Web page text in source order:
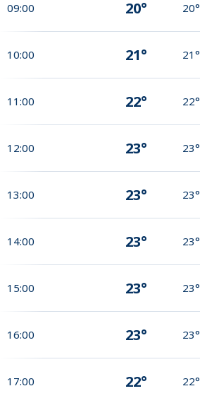
09:00 20° 20°
10:00 21° 21°
11:00 22° 22°
12:00 23° 23°
13:00 23° 23°
14:00 23° 23°
15:00 23° 23°
16:00 23° 23°
17:00 22° 22°